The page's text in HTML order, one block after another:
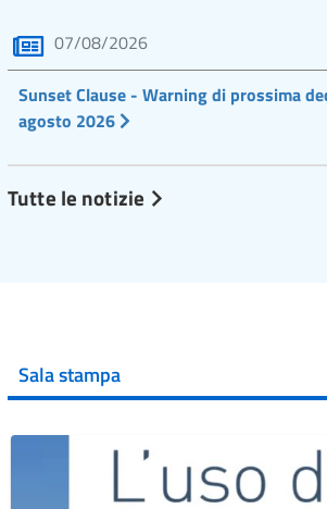
07/08/2026
Sunset Clause - Warning di prossima
agosto 2026
Tutte le notizie
Sala stampa